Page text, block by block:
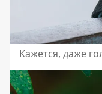
Кажется, даже